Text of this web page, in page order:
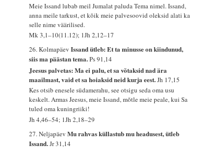
Meie Issand lubab meil Jumalat paluda Tema nimel. Issand,
anna meile tarkust, et kõik meie palvesoovid oleksid alati ka
selle nime väärilised.
Mk 3,1–10(11.12); 1Jh 2,12–17
26. KolmapäevIssand ütleb: Et ta minusse on kiindunud,
siis ma päästan tema.Ps 91,14
Jeesus palvetas: Ma ei palu, et sa võtaksid nad ära
maailmast, vaid et sa hoiaksid neid kurja eest.Jh 17,15
Kes otsib enesele südamerahu, see otsigu seda oma usu
keskelt. Armas Jeesus, meie Issand, mõtle meie peale, kui Sa
tuled oma kuningriiki!
Jh 4,46–54; 1Jh 2,18–29
27. NeljapäevMu rahvas küllastub mu headusest, ütleb
Issand.Jr 31,14